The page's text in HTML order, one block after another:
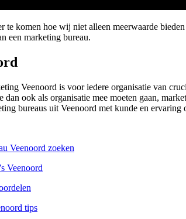
te komen hoe wij niet alleen meerwaarde
een marketing bureau.
Veenoord is voor iedere organisatie van
ook als organisatie mee moeten gaan,
bureaus uit Veenoord met kunde en ervaring
Veenoord zoeken
Veenoord
tips